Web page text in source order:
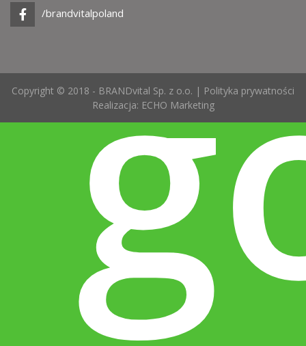
/brandvitalpoland
Copyright © 2018 - BRANDvital Sp. z o.o. | Polityka prywatności
Realizacja: ECHO Marketing